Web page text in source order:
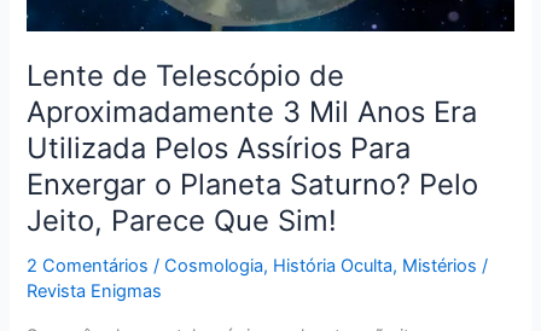
Lente de Telescópio de
Aproximadamente 3 Mil Anos Era
Utilizada Pelos Assírios Para
Enxergar o Planeta Saturno? Pelo
Jeito, Parece Que Sim!
2 Comentários /Cosmologia, História Oculta, Mistérios /
Revista Enigmas
Utilizada
Pelos
Assírios
Para
Enxergar
o
Planeta
Saturno?
Pelo
Jeito,